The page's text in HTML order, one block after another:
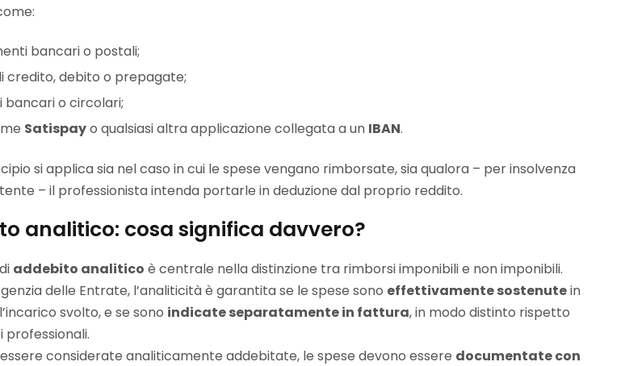
bancari o postali;
credito, debito o prepagate;
bancari o circolari;
Satispayo qualsiasi altra applicazione collegata a un IBAN.
si applica sia nel caso in cui le spese vengano rimborsate, sia qualora – per insolvenza
– il professionista intenda portarle in deduzione dal proprio reddito.
analitico: cosa significa davvero?
addebito analitico è centrale nella distinzione tra rimborsi imponibili e non imponibili.
delle Entrate, l’analiticità è garantita se le spese sono effettivamente sostenutein
svolto, e se sono indicate separatamente in fattura, in modo distinto rispetto
professionali.
considerate analiticamente addebitate, le spese devono essere documentate con